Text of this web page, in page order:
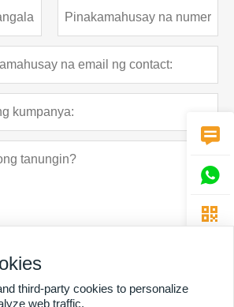
Patakaran sa privacy



third-party cookies to personalize
web traffic.